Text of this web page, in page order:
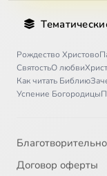
Рождество Христово
СвятостьО любви
Как читать Библию
Успение Богородицы
Договор оферты